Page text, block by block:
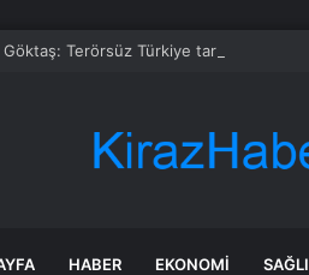
Göktaş: Terörsüz Türkiye tarihi bir adımdır
HABER EKONOMI